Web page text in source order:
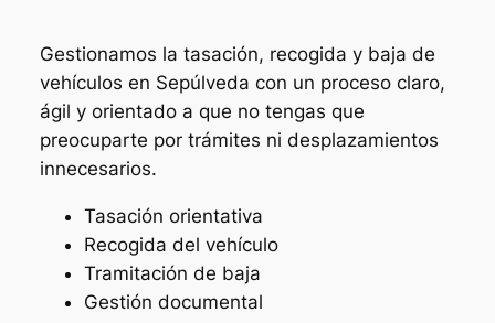
Gestionamos la tasación, recogida y baja de
vehículos en Sepúlveda con un proceso claro,
ágil y orientado a que no tengas que
preocuparte por trámites ni desplazamientos
innecesarios.
Tasación orientativa
Recogida del vehículo
Tramitación de baja
Gestión documental